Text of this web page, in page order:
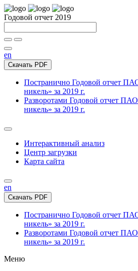
Годовой отчет 2019
en
Скачать PDF
Постранично Годовой отчет
никель» за 2019 г.
Разворотами Годовой отчет
никель» за 2019 г.
Интерактивный анализ
Центр загрузки
Карта сайта
en
Скачать PDF
Постранично Годовой отчет
никель» за 2019 г.
Разворотами Годовой отчет
никель» за 2019 г.
Меню